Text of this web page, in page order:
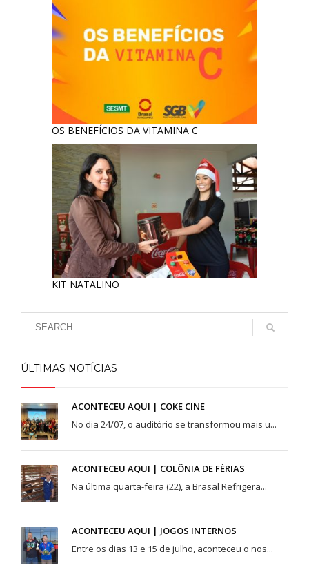
OS BENEFÍCIOS DA VITAMINA C
KIT NATALINO
ÚLTIMAS NOTÍCIAS
ACONTECEU AQUI | COKE CINE
No dia 24/07, o auditório se transformou mais u...
ACONTECEU AQUI | COLÔNIA DE FÉRIAS
Na última quarta-feira (22), a Brasal Refrigera...
ACONTECEU AQUI | JOGOS INTERNOS
Entre os dias 13 e 15 de julho, aconteceu o nos...